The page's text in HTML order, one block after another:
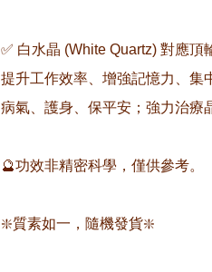
✅ 白水晶 (White Quartz) 對應頂
提升工作效率、增強記憶力、集
病氣、護身、保平安；強力治療
🔮功效非精密科學，僅供參考。
❇️質素如一，隨機發貨❇️